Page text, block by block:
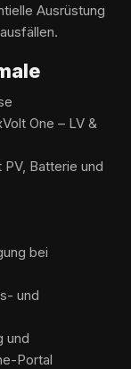
Ausrüstung
One – LV &
Batterie und
bei
und
und
Portal